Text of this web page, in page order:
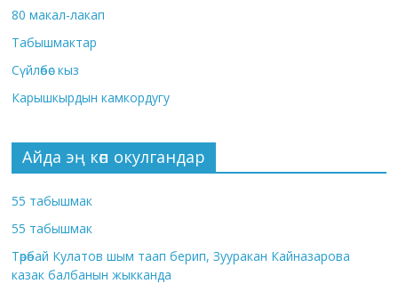
80 макал-лакап
Табышмактар
Сүйлөбөс кыз
Карышкырдын камкордугу
Айда эң көп окулгандар
55 табышмак
55 табышмак
Төрөбай Кулатов шым таап берип, Зууракан Кайназарова
казак балбанын жыкканда